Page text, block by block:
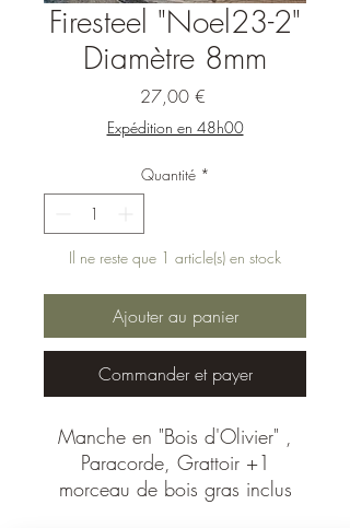
Firesteel "Noel23-2"
Diamètre 8mm
27,00 €Prix
Expédition en 48h00
Quantité *
Il ne reste que 1 article(s) en stock
Ajouter au panier
Commander et payer
Manche en "Bois d'Olivier" ,
Paracorde, Grattoir +1
morceau de bois gras inclus